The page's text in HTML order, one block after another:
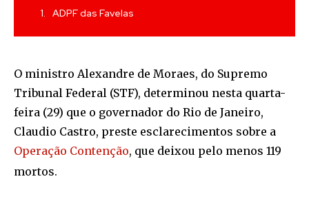
ADPF das Favelas
O ministro Alexandre de Moraes, do Supremo
Tribunal Federal (STF), determinou nesta quarta-
feira (29) que o governador do Rio de Janeiro,
Claudio Castro, preste esclarecimentos sobre a
Operação Contenção, que deixou pelo menos 119
mortos.